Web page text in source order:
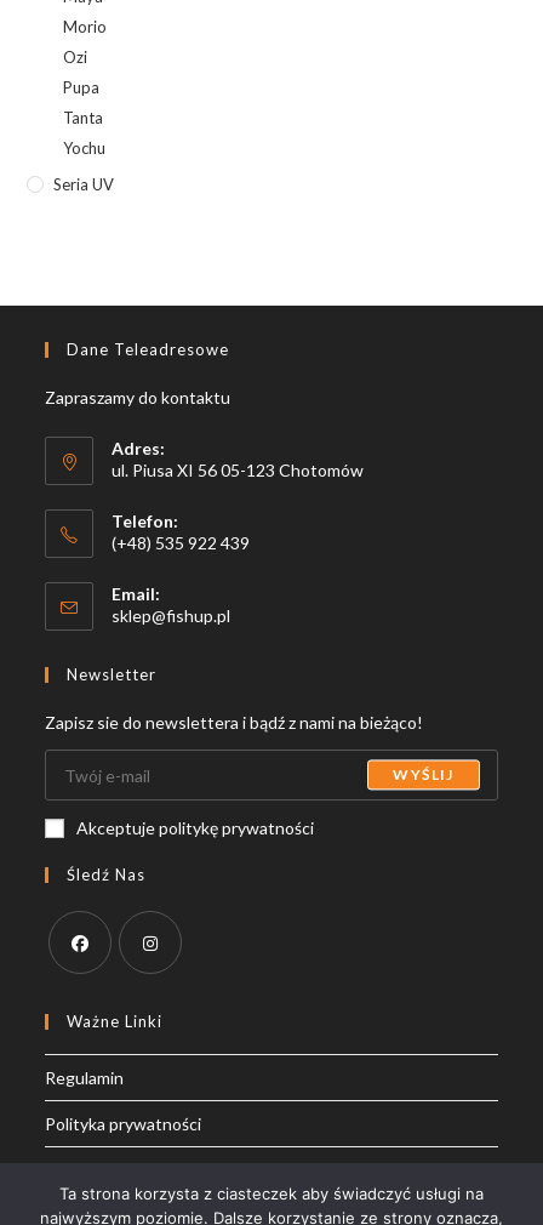
Morio
Ozi
Pupa
Tanta
Yochu
Seria UV
Dane Teleadresowe
Zapraszamy do kontaktu
Adres:
ul. Piusa XI 56 05-123 Chotomów
Telefon:
(+48) 535 922 439
Email:
sklep@fishup.pl
Newsletter
Zapisz sie do newslettera i bądź z nami na bieżąco!
WYŚLIJ
Akceptuje politykę prywatności
Śledź Nas
in
new
in
new
Ważne Linki
Regulamin
Polityka prywatności
Moje konto
Ta strona korzysta z ciasteczek aby świadczyć usługi na
najwyższym poziomie. Dalsze korzystanie ze strony oznacza,